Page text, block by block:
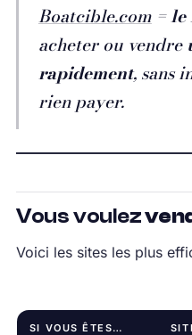
Boatcible.com=le
acheter ou vendre
rapidement, sans
rien payer.
Vous voulez
Voici les sites les plus
SI VOUS ÊTES…